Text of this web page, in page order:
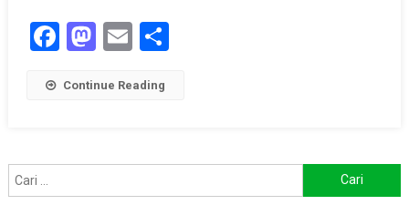
Facebook
Mastodon
EmailShare
Continue Reading
untuk: